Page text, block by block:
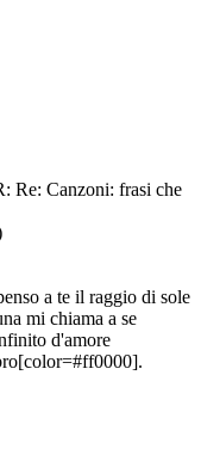
Re: Canzoni: frasi che
a te il raggio di sole
mi chiama a se
d'amore